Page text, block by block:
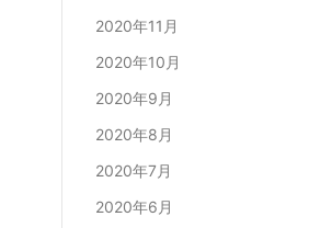
2020年11月
2020年10月
2020年9月
2020年8月
2020年7月
2020年6月